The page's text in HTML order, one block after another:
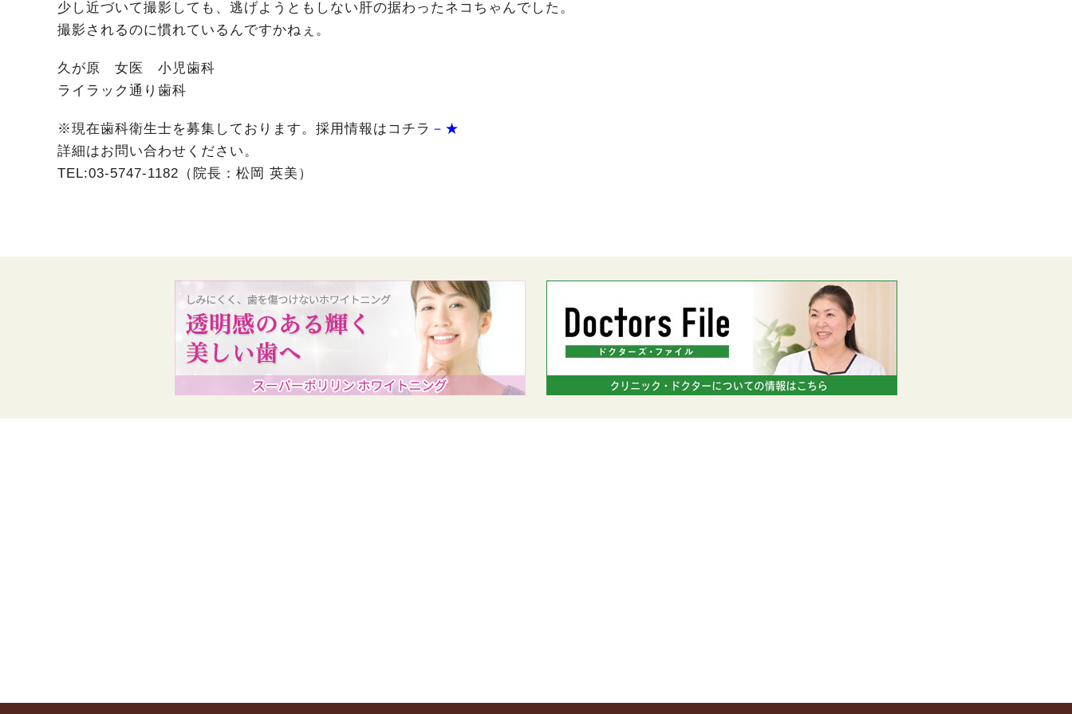
少し近づいて撮影しても、逃げようともしない肝の据わったネコちゃんでした。
撮影されるのに慣れているんですかねぇ。
久が原 女医 小児歯科
ライラック通り歯科
※現在歯科衛生士を募集しております。採用情報はコチラ －★
詳細はお問い合わせください。
TEL:03-5747-1182（院長：松岡 英美）